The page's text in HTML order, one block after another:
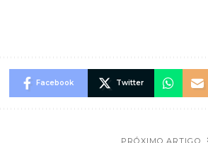
Facebook Twitter
PRÓXIMO ARTIGO